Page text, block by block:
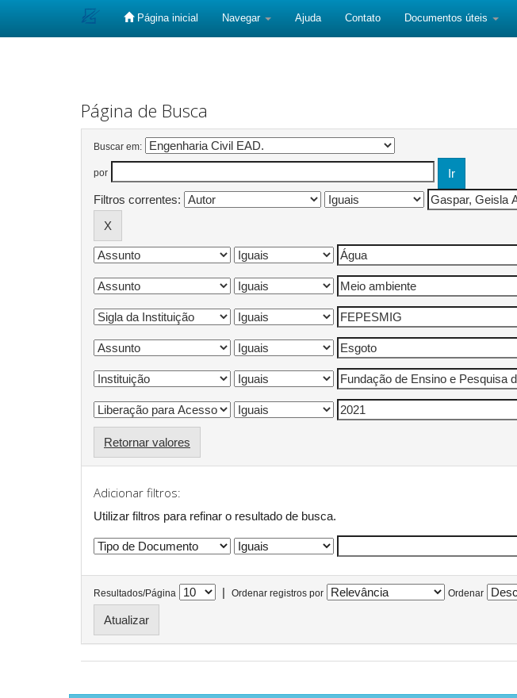
Página inicial Navegar Ajuda Contato Documentos úteis
Página de Busca
Buscar em:
por
Filtros correntes:
Retornar valores
Adicionar filtros:
Utilizar filtros para refinar o resultado de busca.
Resultados/Página | Ordenar registros por Ordenar